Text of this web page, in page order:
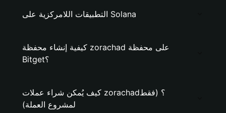
التطبيقات اللامركزية على Solana
كيفية إنشاء محفظة zorachad على محفظة
Bitget؟
كيف يُمكن شراء عملات zorachad؟ (فقط
لمشروع العملة)